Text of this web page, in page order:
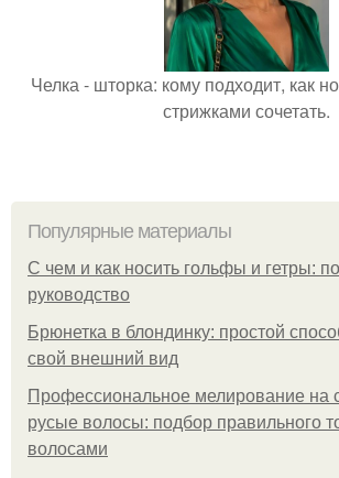
Челка - шторка: кому подходит, как
стрижками сочетать.
Популярные материалы
С чем и как носить гольфы и гетры:
руководство
Брюнетка в блондинку: простой
свой внешний вид
Профессиональное мелирование на
русые волосы: подбор правильного
волосами